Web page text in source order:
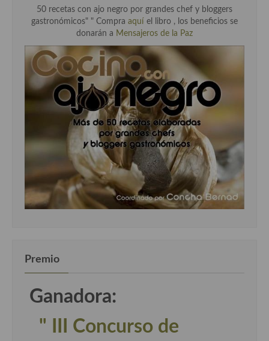
50 recetas con ajo negro por grandes chef y bloggers
gastronómicos" " Compra aquí el libro , los beneficios se
donarán a Mensajeros de la Paz
Premio
Ganadora:
" III Concurso de